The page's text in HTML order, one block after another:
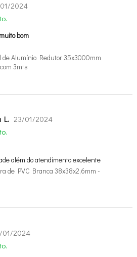
2024
bom
Alumínio Redutor 35x3000mm
3mts
L. 23/01/2024
além do atendimento excelente
de PVC Branca 38x38x2,6mm -
01/2024